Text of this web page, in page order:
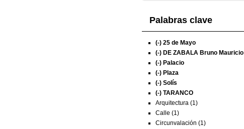
Palabras clave
(-) 25 de Mayo
(-) DE ZABALA Bruno Mauricio
(-) Palacio
(-) Plaza
(-) Solís
(-) TARANCO
Arquitectura (1)
Calle (1)
Circunvalación (1)